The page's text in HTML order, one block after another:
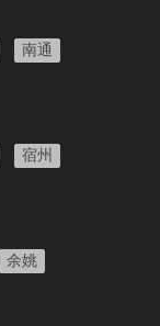
南通
宿州
余姚